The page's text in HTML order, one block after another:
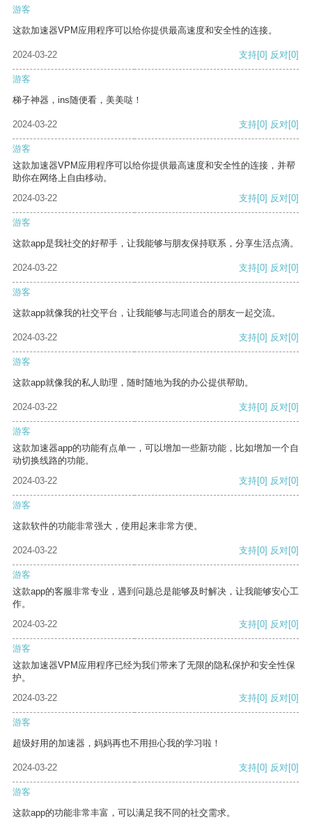
游客
这款加速器VPM应用程序可以给你提供最高速度和安全性的连接。
2024-03-22 支持[0] 反对[0]
游客
梯子神器，ins随便看，美美哒！
2024-03-22 支持[0] 反对[0]
游客
这款加速器VPM应用程序可以给你提供最高速度和安全性的连接，并帮
助你在网络上自由移动。
2024-03-22
支持[0] 反对[0]
游客
这款app是我社交的好帮手，让我能够与朋友保持联系，分享生活点滴。
2024-03-22 支持[0] 反对[0]
游客
这款app就像我的社交平台，让我能够与志同道合的朋友一起交流。
2024-03-22 支持[0] 反对[0]
游客
这款app就像我的私人助理，随时随地为我的办公提供帮助。
2024-03-22 支持[0] 反对[0]
游客
这款加速器app的功能有点单一，可以增加一些新功能，比如增加一个自
动切换线路的功能。
2024-03-22
支持[0] 反对[0]
游客
这款软件的功能非常强大，使用起来非常方便。
2024-03-22 支持[0] 反对[0]
游客
这款app的客服非常专业，遇到问题总是能够及时解决，让我能够安心工
作。
2024-03-22
支持[0] 反对[0]
游客
这款加速器VPM应用程序已经为我们带来了无限的隐私保护和安全性保
护。
2024-03-22
支持[0] 反对[0]
游客
超级好用的加速器，妈妈再也不用担心我的学习啦！
2024-03-22 支持[0] 反对[0]
游客
这款app的功能非常丰富，可以满足我不同的社交需求。